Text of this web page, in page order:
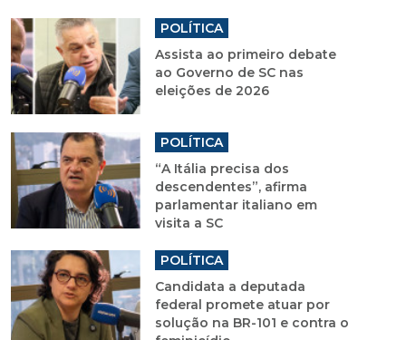
POLÍTICA
Assista ao primeiro debate
ao Governo de SC nas
eleições de 2026
POLÍTICA
“A Itália precisa dos
descendentes”, afirma
parlamentar italiano em
visita a SC
POLÍTICA
Candidata a deputada
federal promete atuar por
solução na BR-101 e contra o